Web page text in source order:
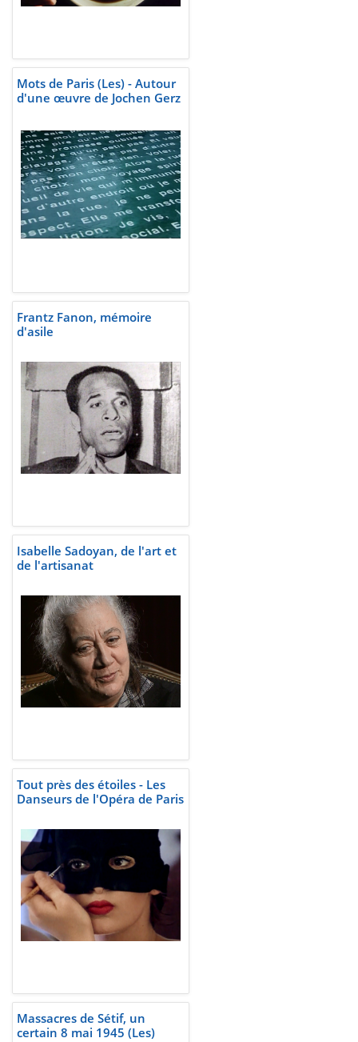
Mots de Paris (Les) - Autour
d'une œuvre de Jochen Gerz
Frantz Fanon, mémoire
d'asile
Isabelle Sadoyan, de l'art et
de l'artisanat
Tout près des étoiles - Les
Danseurs de l'Opéra de Paris
Massacres de Sétif, un
certain 8 mai 1945 (Les)